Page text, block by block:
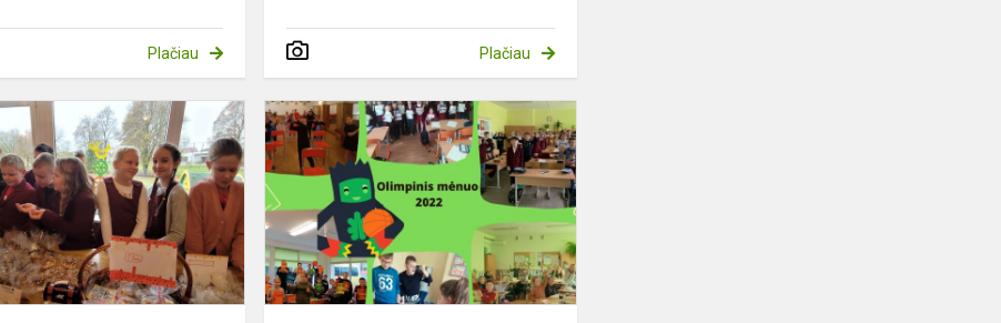
Plačiau Plačiau
Pyragų
diena
Olimpinis
mėnuo
2022